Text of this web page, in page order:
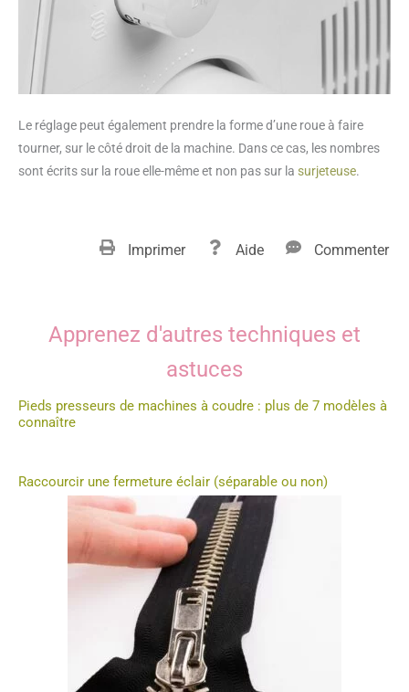
Le réglage peut également prendre la forme d’une roue à faire
tourner, sur le côté droit de la machine. Dans ce cas, les nombres
sont écrits sur la roue elle-même et non pas sur la surjeteuse.
Imprimer Aide Commenter
Apprenez d'autres techniques et
astuces
Pieds presseurs de machines à coudre : plus de 7 modèles à
connaître
Raccourcir une fermeture éclair (séparable ou non)